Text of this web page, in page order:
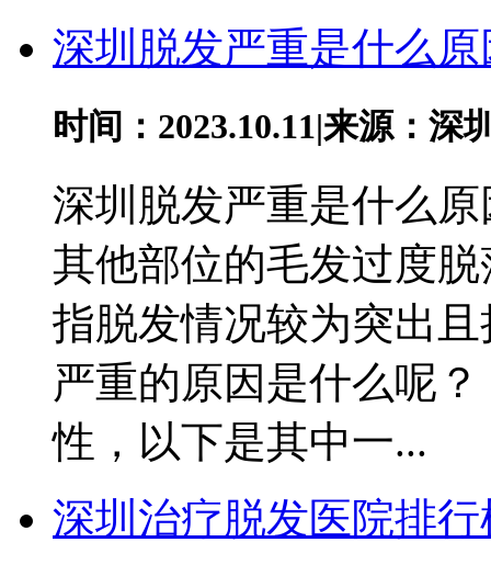
深圳脱发严重是什么
时间：2023.10.11|来源：深
深圳脱发严重是什么
其他部位的毛发过度
指脱发情况较为突出
严重的原因是什么呢
性，以下是其中一...
深圳治疗脱发医院排